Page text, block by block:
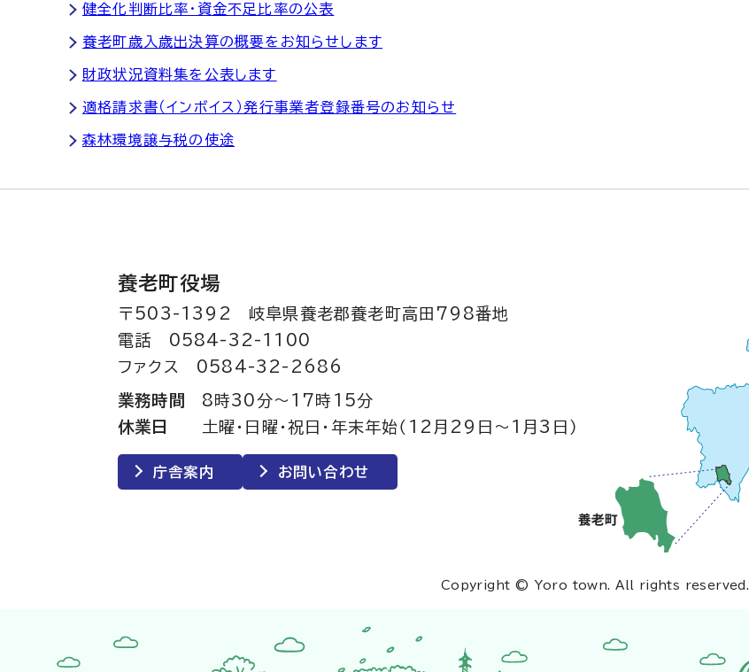
健全化判断比率・資金不足比率の公表
養老町歳入歳出決算の概要をお知らせします
財政状況資料集を公表します
適格請求書（インボイス）発行事業者登録番号のお知らせ
森林環境譲与税の使途
養老町役場
〒503-1392 岐阜県養老郡養老町高田798番地
電話 0584-32-1100
ファクス 0584-32-2686
業務時間
8時30分～17時15分
休業日
土曜・日曜・祝日・年末年始（12月29日～1月3日）
庁舎案内 お問い合わせ
Copyright © Yoro town. All rights reserved.